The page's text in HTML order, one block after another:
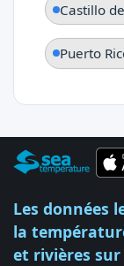
Castillo
Puerto
Les données
la
et rivières